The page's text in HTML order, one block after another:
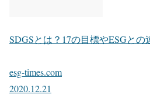
SDGSとは？17の目標やESGとの
esg-times.com
2020.12.21